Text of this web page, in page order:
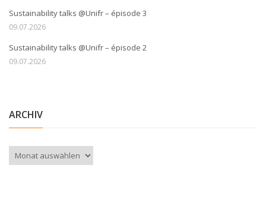
Sustainability talks @Unifr – épisode 3
09.07.2026
Sustainability talks @Unifr – épisode 2
09.07.2026
ARCHIV
Archiv